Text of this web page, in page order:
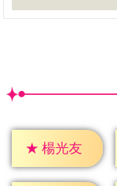
★ 楊光友